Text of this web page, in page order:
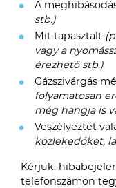
A
stb.)
Mit tapasztalt
vagy a
érezhető stb.)
Gázszivárgás
folyamatosan
még hangja is
Veszélyeztet
közlekedőket,
Kérjük,
telefonszámon